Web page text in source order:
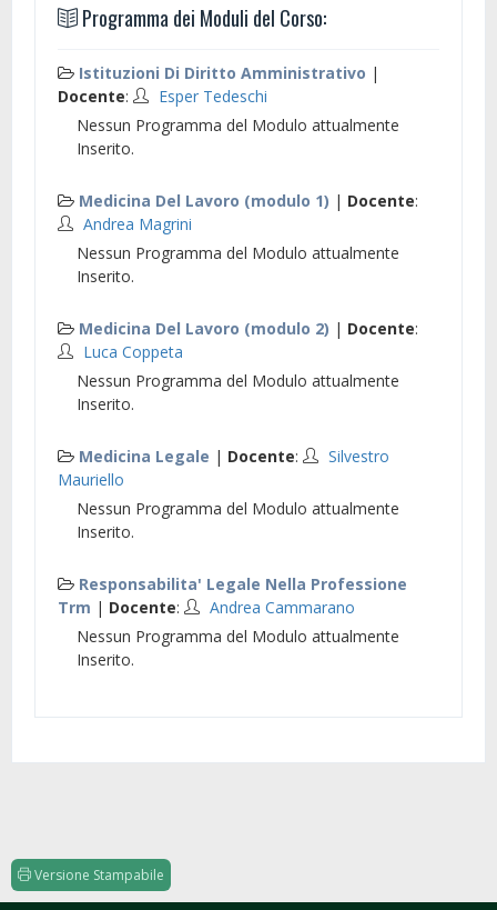
Programma dei Moduli del Corso:
Istituzioni Di Diritto Amministrativo |
Docente:
Esper Tedeschi
Nessun Programma del Modulo attualmente
Inserito.
Medicina Del Lavoro (modulo 1) | Docente:
Andrea Magrini
Nessun Programma del Modulo attualmente
Inserito.
Medicina Del Lavoro (modulo 2) | Docente:
Luca Coppeta
Nessun Programma del Modulo attualmente
Inserito.
Medicina Legale | Docente:
Silvestro
Mauriello
Nessun Programma del Modulo attualmente
Inserito.
Responsabilita' Legale Nella Professione
Trm | Docente:
Andrea Cammarano
Nessun Programma del Modulo attualmente
Inserito.
Versione Stampabile